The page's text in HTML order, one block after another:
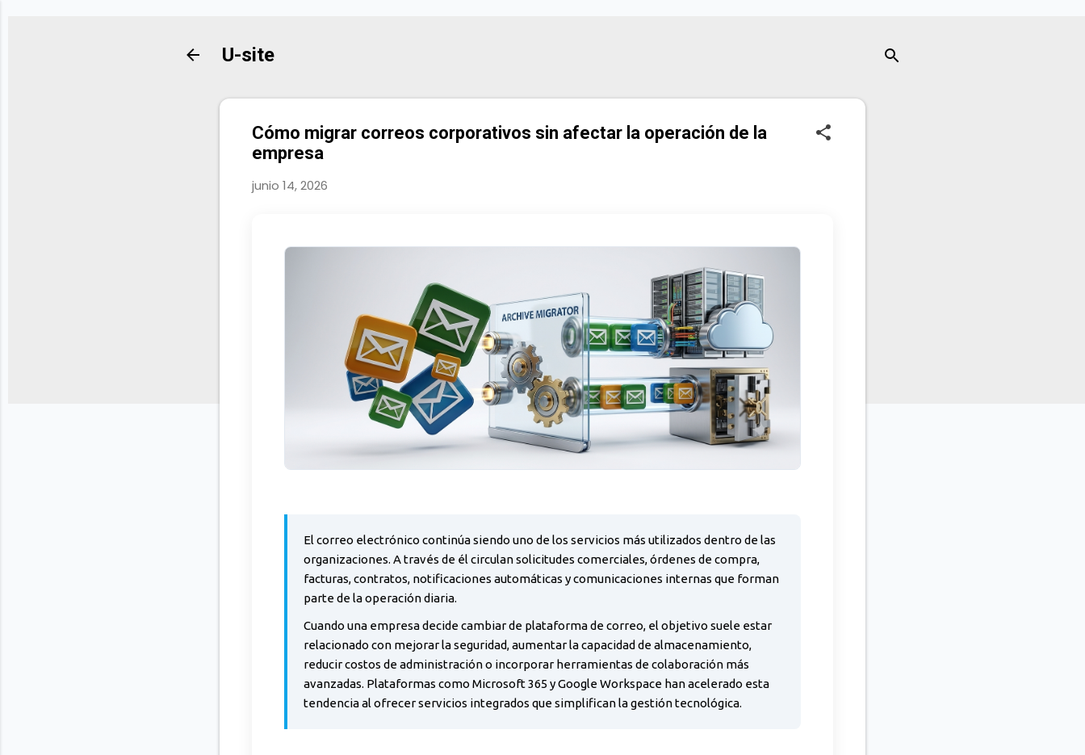
U-site
Cómo migrar correos corporativos sin afectar la operación de la
empresa
junio 14, 2026
El correo electrónico continúa siendo uno de los servicios más utilizados dentro de las
organizaciones. A través de él circulan solicitudes comerciales, órdenes de compra,
facturas, contratos, notificaciones automáticas y comunicaciones internas que forman
parte de la operación diaria.
Cuando una empresa decide cambiar de plataforma de correo, el objetivo suele estar
relacionado con mejorar la seguridad, aumentar la capacidad de almacenamiento,
reducir costos de administración o incorporar herramientas de colaboración más
avanzadas. Plataformas como Microsoft 365 y Google Workspace han acelerado esta
tendencia al ofrecer servicios integrados que simplifican la gestión tecnológica.